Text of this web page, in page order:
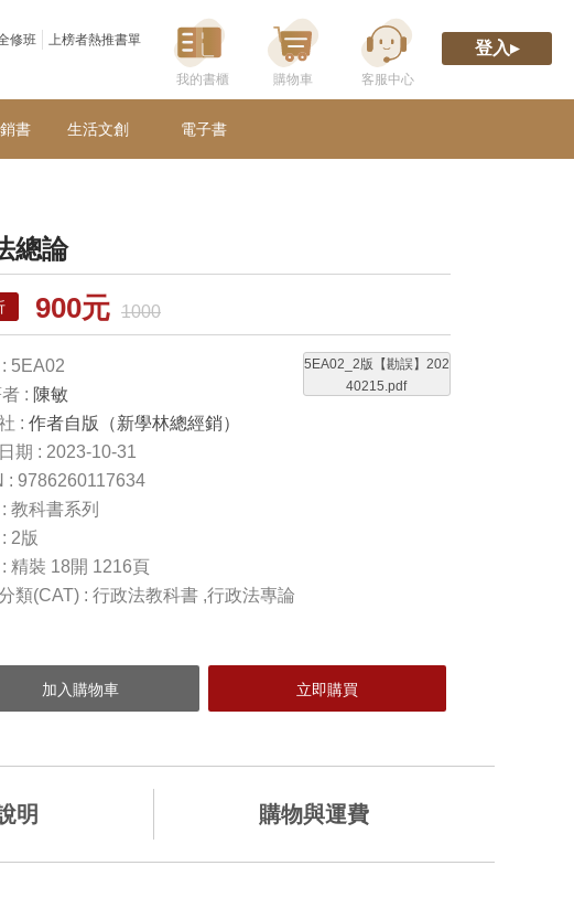
修班
上榜者熱推書單
登入▸
書 生活文創 電子書
總論
900元 1000
5EA02
: 陳敏
: 作者自版（新學林總經銷）
期 : 2023-10-31
: 9786260117634
教科書系列
2版
精裝 18開 1216頁
類(CAT) : 行政法教科書 ,行政法專論
5EA02_2版【勘誤】202
40215.pdf
明 購物與運費